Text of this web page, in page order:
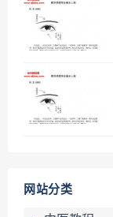
网站分类